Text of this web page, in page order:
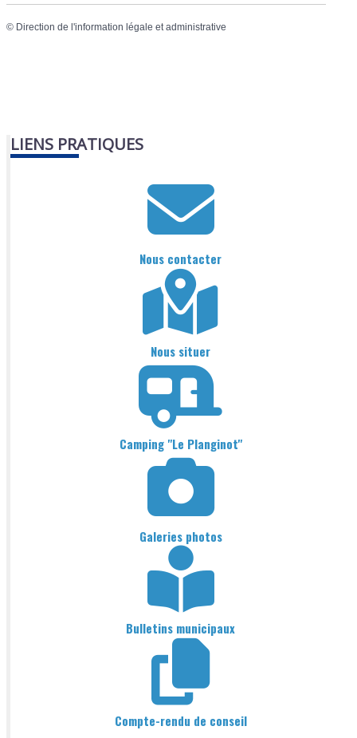
© Direction de l'information légale et administrative
LIENS PRATIQUES
Nous contacter
Nous situer
Camping "Le Planginot"
Galeries photos
Bulletins municipaux
Compte-rendu de conseil